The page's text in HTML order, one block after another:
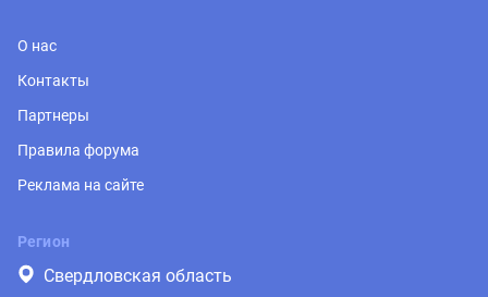
О нас
Контакты
Партнеры
Правила форума
Реклама на сайте
Регион
Свердловская область